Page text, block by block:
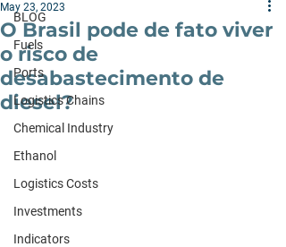
BLOG
Fuels
Ports
Logistics Chains
Chemical Industry
Ethanol
Logistics Costs
Investments
Indicators
O Brasil pode de fato viver
o risco de
desabastecimento de
diesel?
May 23, 2023